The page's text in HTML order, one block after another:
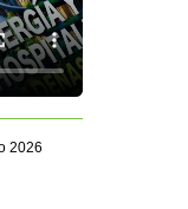
2026